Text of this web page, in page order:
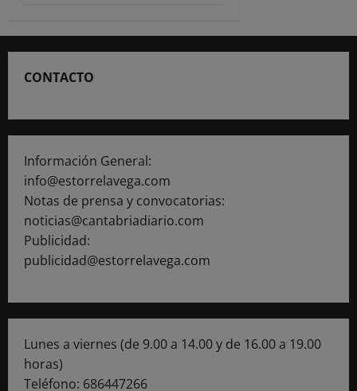
CONTACTO
Información General:
info@estorrelavega.com
Notas de prensa y convocatorias:
noticias@cantabriadiario.com
Publicidad:
publicidad@estorrelavega.com
Lunes a viernes (de 9.00 a 14.00 y de 16.00 a 19.00
horas)
Teléfono: 686447266